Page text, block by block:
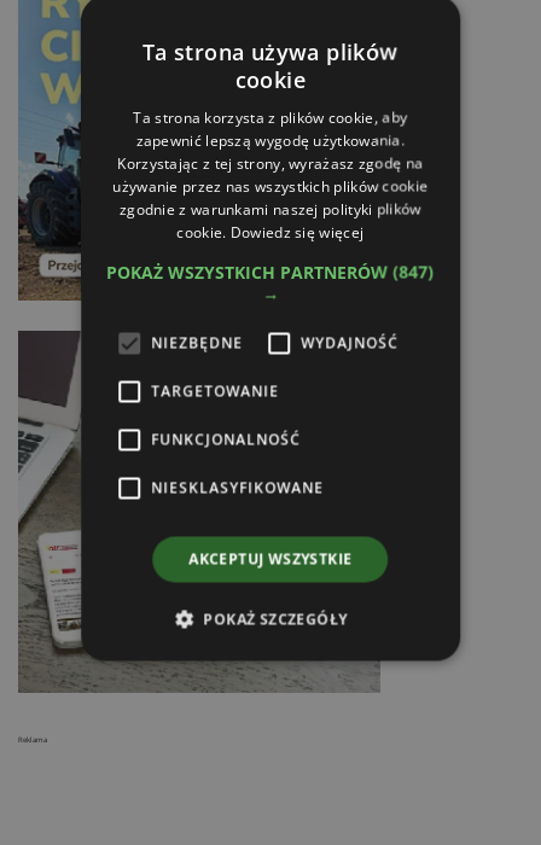
Reklama
Ta strona używa plików
cookie
Ta strona korzysta z plików cookie, aby
zapewnić lepszą wygodę użytkowania.
Korzystając z tej strony, wyrażasz zgodę na
używanie przez nas wszystkich plików cookie
zgodnie z warunkami naszej polityki plików
cookie. Dowiedz się więcej
POKAŻ WSZYSTKICH PARTNERÓW(847)
→
NIEZBĘDNE WYDAJNOŚĆ
TARGETOWANIE
FUNKCJONALNOŚĆ
NIESKLASYFIKOWANE
AKCEPTUJ WSZYSTKIE
POKAŻ SZCZEGÓŁY